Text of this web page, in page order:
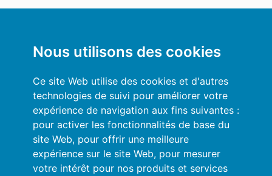
Nous utilisons des cookies
Ce site Web utilise des cookies et d'autres
technologies de suivi pour améliorer votre
expérience de navigation aux fins suivantes :
pour activer les fonctionnalités de base du
site Web, pour offrir une meilleure
expérience sur le site Web, pour mesurer
votre intérêt pour nos produits et services
Mon compte
Conditions générales
Politique de Confidentialité
Se connecter
Ressources